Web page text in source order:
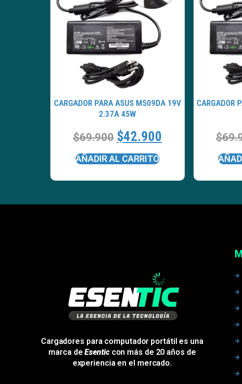
CARGADOR PARA ASUS M509DA 19V
2.37A 45W
$69.900 $42.900
AÑADIR AL CARRITO
CARGADOR
$
Cargadores para computador portátil es una
marca deEsenticcon más de 20 años de
experiencia en el mercado.